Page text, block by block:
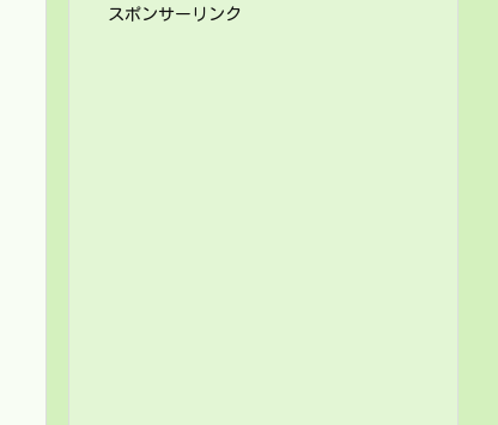
スポンサーリンク